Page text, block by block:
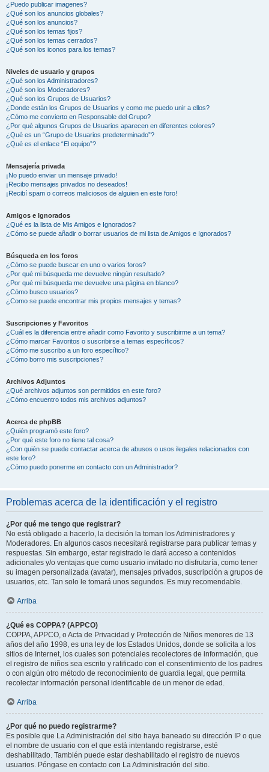
¿Puedo publicar imagenes?
¿Qué son los anuncios globales?
¿Qué son los anuncios?
¿Qué son los temas fijos?
¿Qué son los temas cerrados?
¿Qué son los iconos para los temas?
Niveles de usuario y grupos
¿Qué son los Administradores?
¿Qué son los Moderadores?
¿Qué son los Grupos de Usuarios?
¿Donde están los Grupos de Usuarios y como me puedo unir a ellos?
¿Cómo me convierto en Responsable del Grupo?
¿Por qué algunos Grupos de Usuarios aparecen en diferentes colores?
¿Qué es un “Grupo de Usuarios predeterminado”?
¿Qué es el enlace “El equipo”?
Mensajería privada
¡No puedo enviar un mensaje privado!
¡Recibo mensajes privados no deseados!
¡Recibí spam o correos maliciosos de alguien en este foro!
Amigos e Ignorados
¿Qué es la lista de Mis Amigos e Ignorados?
¿Cómo se puede añadir o borrar usuarios de mi lista de Amigos e Ignorados?
Búsqueda en los foros
¿Cómo se puede buscar en uno o varios foros?
¿Por qué mi búsqueda me devuelve ningún resultado?
¿Por qué mi búsqueda me devuelve una página en blanco?
¿Cómo busco usuarios?
¿Como se puede encontrar mis propios mensajes y temas?
Suscripciones y Favoritos
¿Cuál es la diferencia entre añadir como Favorito y suscribirme a un tema?
¿Cómo marcar Favoritos o suscribirse a temas específicos?
¿Cómo me suscribo a un foro específico?
¿Cómo borro mis suscripciones?
Archivos Adjuntos
¿Qué archivos adjuntos son permitidos en este foro?
¿Cómo encuentro todos mis archivos adjuntos?
Acerca de phpBB
¿Quién programó este foro?
¿Por qué este foro no tiene tal cosa?
¿Con quién se puede contactar acerca de abusos o usos ilegales relacionados con
este foro?
¿Cómo puedo ponerme en contacto con un Administrador?
Problemas acerca de la identificación y el registro
¿Por qué me tengo que registrar?
No está obligado a hacerlo, la decisión la toman los Administradores y
Moderadores. En algunos casos necesitará registrarse para publicar temas y
respuestas. Sin embargo, estar registrado le dará acceso a contenidos
adicionales y/o ventajas que como usuario invitado no disfrutaría, como tener
su imagen personalizada (avatar), mensajes privados, suscripción a grupos de
usuarios, etc. Tan solo le tomará unos segundos. Es muy recomendable.
Arriba
¿Qué es COPPA? (APPCO)
COPPA, APPCO, o Acta de Privacidad y Protección de Niños menores de 13
años del año 1998, es una ley de los Estados Unidos, donde se solicita a los
sitios de Internet, los cuales son potenciales recolectores de información, que
el registro de niños sea escrito y ratificado con el consentimiento de los padres
o con algún otro método de reconocimiento de guardia legal, que permita
recolectar información personal identificable de un menor de edad.
Arriba
¿Por qué no puedo registrarme?
Es posible que La Administración del sitio haya baneado su dirección IP o que
el nombre de usuario con el que está intentando registrarse, esté
deshabilitado. También puede estar deshabilitado el registro de nuevos
usuarios. Póngase en contacto con La Administración del sitio.